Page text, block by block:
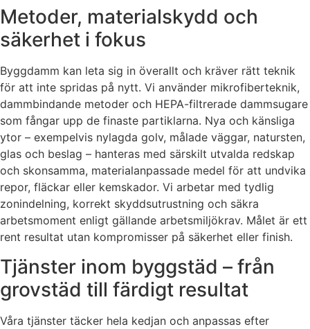
Metoder, materialskydd och
säkerhet i fokus
Byggdamm kan leta sig in överallt och kräver rätt teknik
för att inte spridas på nytt. Vi använder mikrofiberteknik,
dammbindande metoder och HEPA-filtrerade dammsugare
som fångar upp de finaste partiklarna. Nya och känsliga
ytor – exempelvis nylagda golv, målade väggar, natursten,
glas och beslag – hanteras med särskilt utvalda redskap
och skonsamma, materialanpassade medel för att undvika
repor, fläckar eller kemskador. Vi arbetar med tydlig
zonindelning, korrekt skyddsutrustning och säkra
arbetsmoment enligt gällande arbetsmiljökrav. Målet är ett
rent resultat utan kompromisser på säkerhet eller finish.
Tjänster inom byggstäd – från
grovstäd till färdigt resultat
Våra tjänster täcker hela kedjan och anpassas efter